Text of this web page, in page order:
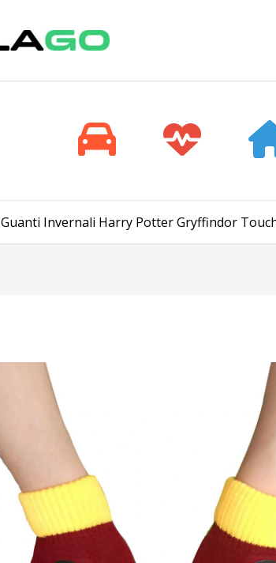
Guanti Invernali Harry Potter Gryffindor